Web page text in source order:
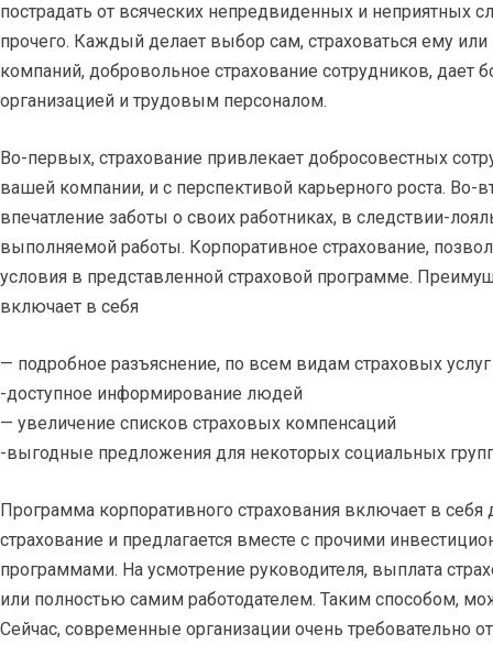
пострадать от всяческих непредвиденных и неприятных
прочего. Каждый делает выбор сам, страховаться ему
компаний, добровольное страхование сотрудников,
организацией и трудовым персоналом.
Во-первых, страхование привлекает добросовестных
вашей компании, и с перспективой карьерного роста. Во-
впечатление заботы о своих работниках, в следствии-
выполняемой работы. Корпоративное страхование,
условия в представленной страховой программе.
включает в себя
— подробное разъяснение, по всем видам страховых услуг
-доступное информирование людей
— увеличение списков страховых компенсаций
-выгодные предложения для некоторых социальных
Программа корпоративного страхования включает в
страхование и предлагается вместе с прочими
программами. На усмотрение руководителя, выплата
или полностью самим работодателем. Таким способом,
Сейчас, современные организации очень требовательно